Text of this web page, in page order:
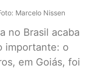
Marcelo Nissen
no Brasil acaba
importante: o
em Goiás, foi